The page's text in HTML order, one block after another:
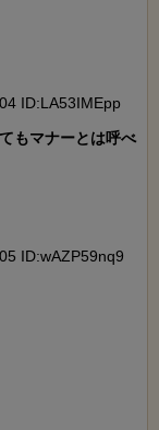
ID:LA53IMEpp
もマナーとは呼べ
ID:wAZP59nq9